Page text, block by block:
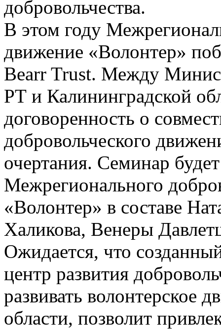
добровольчества.
В этом году
движение «Волонтер»
Bearr Trust. Между
РТ и Калининградской
договоренность о
добровольческого
очертания. Семинар
Межрегионального
«Волонтер» в составе
Халикова, Венеры
Ожидается, что
центр развития
развивать волонтерское
области, позволит